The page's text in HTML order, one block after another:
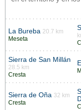
La Bureba 20.7 km
Meseta
Sierra de San Millán
28.5 km
Cresta
Sierra de Oña 32 km
Cresta